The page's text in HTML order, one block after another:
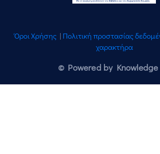
Όροι Χρήσης | Πολιτική προστασίας
χαρακτήρα
© Powered by Knowledge